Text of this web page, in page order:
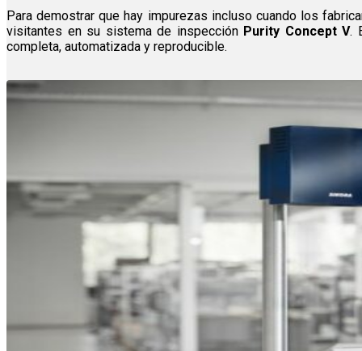
Para demostrar que hay impurezas incluso cuando los
visitantes en su sistema de inspecciónPurity Concept V.
completa, automatizada y reproducible.